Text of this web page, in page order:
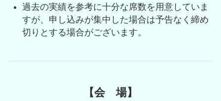
過去の実績を参考に十分な席数を用意していま
すが、申し込みが集中した場合は予告なく締め
切りとする場合がございます。
【会 場】